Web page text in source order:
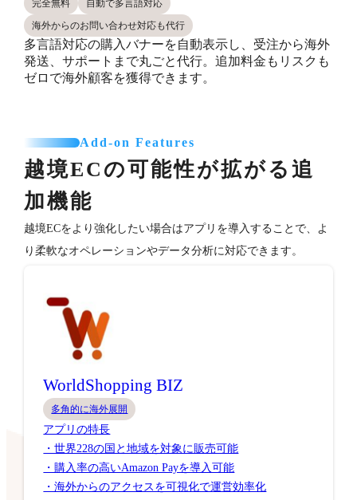
完全無料
自動で多言語対応
海外からのお問い合わせ対応も代行
多言語対応の購入バナーを自動表示し、受注から海外
発送、サポートまで丸ごと代行。追加料金もリスクも
ゼロで海外顧客を獲得できます。
Add-on Features
越境ECの可能性が拡がる追
加機能
越境ECをより強化したい場合はアプリを導入することで、よ
り柔軟なオペレーションやデータ分析に対応できます。
WorldShopping BIZ
多角的に海外展開
アプリの特長
・世界228の国と地域を対象に販売可能
・購入率の高いAmazon Payを導入可能
・海外からのアクセスを可視化で運営効率化